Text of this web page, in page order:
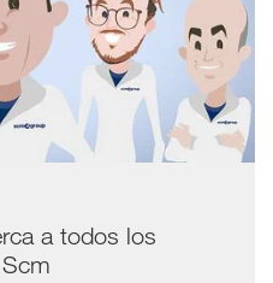
a todos los